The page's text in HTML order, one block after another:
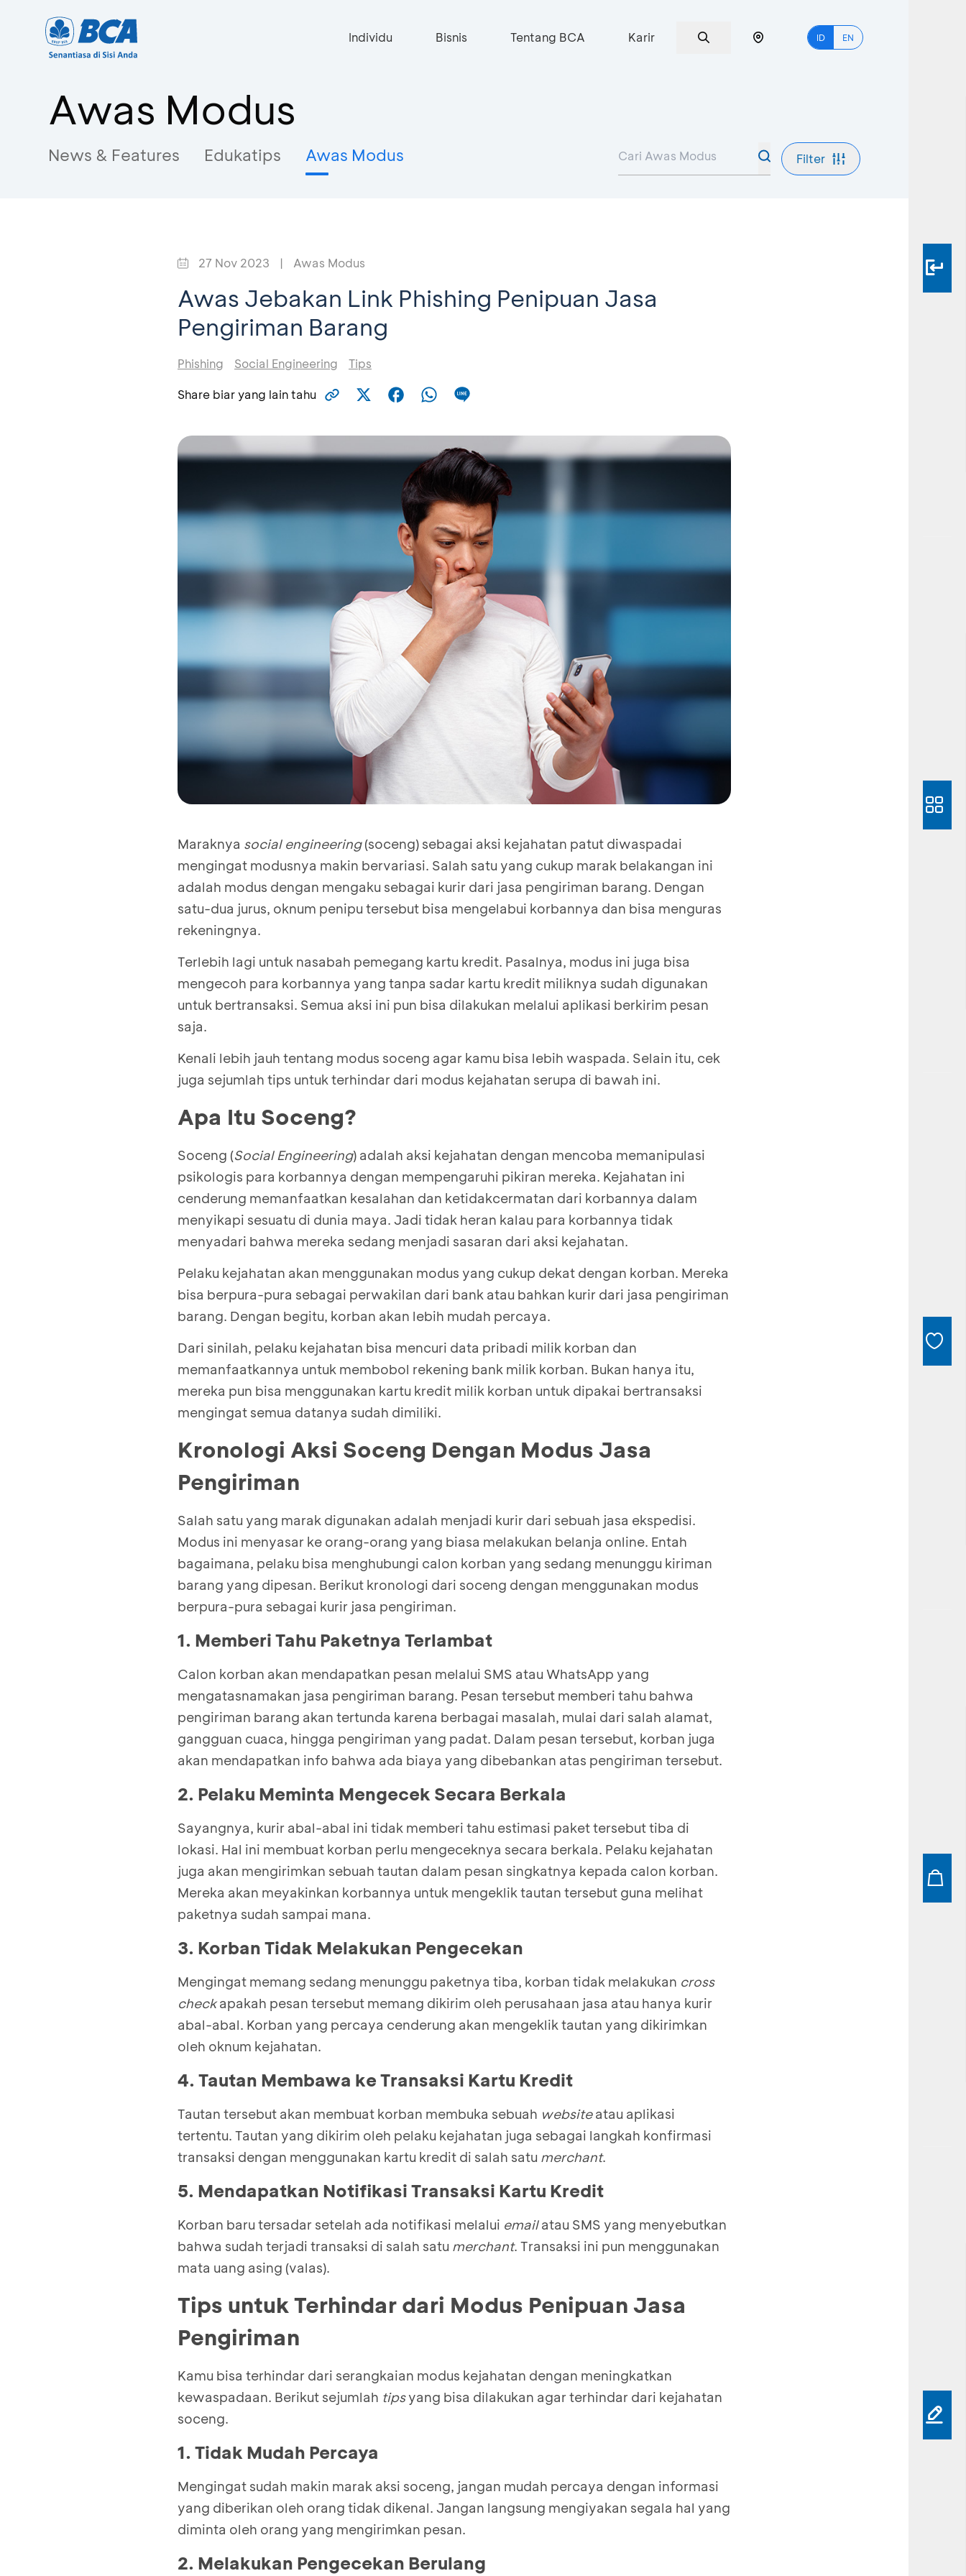
Individu Bisnis Tentang BCA Karir ID EN
Awas Modus
News & Features Edukatips Awas Modus Filter
27 Nov 2023 | Awas Modus
Awas Jebakan Link Phishing Penipuan Jasa
Pengiriman Barang
Phishing Social Engineering Tips
Share biar yang lain tahu
Maraknya social engineering(soceng) sebagai aksi kejahatan patut diwaspadai
mengingat modusnya makin bervariasi. Salah satu yang cukup marak belakangan ini
adalah modus dengan mengaku sebagai kurir dari jasa pengiriman barang. Dengan
satu-dua jurus, oknum penipu tersebut bisa mengelabui korbannya dan bisa menguras
rekeningnya.
Terlebih lagi untuk nasabah pemegang kartu kredit. Pasalnya, modus ini juga bisa
mengecoh para korbannya yang tanpa sadar kartu kredit miliknya sudah digunakan
untuk bertransaksi. Semua aksi ini pun bisa dilakukan melalui aplikasi berkirim pesan
saja.
Kenali lebih jauh tentang modus soceng agar kamu bisa lebih waspada. Selain itu, cek
juga sejumlah tips untuk terhindar dari modus kejahatan serupa di bawah ini.
Apa Itu Soceng?
Soceng (Social Engineering) adalah aksi kejahatan dengan mencoba memanipulasi
psikologis para korbannya dengan mempengaruhi pikiran mereka. Kejahatan ini
cenderung memanfaatkan kesalahan dan ketidakcermatan dari korbannya dalam
menyikapi sesuatu di dunia maya. Jadi tidak heran kalau para korbannya tidak
menyadari bahwa mereka sedang menjadi sasaran dari aksi kejahatan.
Pelaku kejahatan akan menggunakan modus yang cukup dekat dengan korban. Mereka
bisa berpura-pura sebagai perwakilan dari bank atau bahkan kurir dari jasa pengiriman
barang. Dengan begitu, korban akan lebih mudah percaya.
Dari sinilah, pelaku kejahatan bisa mencuri data pribadi milik korban dan
memanfaatkannya untuk membobol rekening bank milik korban. Bukan hanya itu,
mereka pun bisa menggunakan kartu kredit milik korban untuk dipakai bertransaksi
mengingat semua datanya sudah dimiliki.
Kronologi Aksi Soceng Dengan Modus Jasa
Pengiriman
Salah satu yang marak digunakan adalah menjadi kurir dari sebuah jasa ekspedisi.
Modus ini menyasar ke orang-orang yang biasa melakukan belanja online. Entah
bagaimana, pelaku bisa menghubungi calon korban yang sedang menunggu kiriman
barang yang dipesan. Berikut kronologi dari soceng dengan menggunakan modus
berpura-pura sebagai kurir jasa pengiriman.
1. Memberi Tahu Paketnya Terlambat
Calon korban akan mendapatkan pesan melalui SMS atau WhatsApp yang
mengatasnamakan jasa pengiriman barang. Pesan tersebut memberi tahu bahwa
pengiriman barang akan tertunda karena berbagai masalah, mulai dari salah alamat,
gangguan cuaca, hingga pengiriman yang padat. Dalam pesan tersebut, korban juga
akan mendapatkan info bahwa ada biaya yang dibebankan atas pengiriman tersebut.
2. Pelaku Meminta Mengecek Secara Berkala
Sayangnya, kurir abal-abal ini tidak memberi tahu estimasi paket tersebut tiba di
lokasi. Hal ini membuat korban perlu mengeceknya secara berkala. Pelaku kejahatan
juga akan mengirimkan sebuah tautan dalam pesan singkatnya kepada calon korban.
Mereka akan meyakinkan korbannya untuk mengeklik tautan tersebut guna melihat
paketnya sudah sampai mana.
3. Korban Tidak Melakukan Pengecekan
Mengingat memang sedang menunggu paketnya tiba, korban tidak melakukan cross
checkapakah pesan tersebut memang dikirim oleh perusahaan jasa atau hanya kurir
abal-abal. Korban yang percaya cenderung akan mengeklik tautan yang dikirimkan
oleh oknum kejahatan.
4. Tautan Membawa ke Transaksi Kartu Kredit
Tautan tersebut akan membuat korban membuka sebuah websiteatau aplikasi
tertentu. Tautan yang dikirim oleh pelaku kejahatan juga sebagai langkah konfirmasi
transaksi dengan menggunakan kartu kredit di salah satu merchant.
5. Mendapatkan Notifikasi Transaksi Kartu Kredit
Korban baru tersadar setelah ada notifikasi melalui emailatau SMS yang menyebutkan
bahwa sudah terjadi transaksi di salah satu merchant. Transaksi ini pun menggunakan
mata uang asing (valas).
Tips untuk Terhindar dari Modus Penipuan Jasa
Pengiriman
Kamu bisa terhindar dari serangkaian modus kejahatan dengan meningkatkan
kewaspadaan. Berikut sejumlah tipsyang bisa dilakukan agar terhindar dari kejahatan
soceng.
1. Tidak Mudah Percaya
Mengingat sudah makin marak aksi soceng, jangan mudah percaya dengan informasi
yang diberikan oleh orang tidak dikenal. Jangan langsung mengiyakan segala hal yang
diminta oleh orang yang mengirimkan pesan.
2. Melakukan Pengecekan Berulang